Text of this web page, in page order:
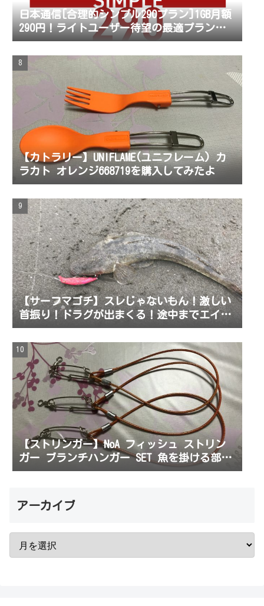
日本通信[合理的シンプル290プラン]1GB月額
290円！ライトユーザー待望の最適プラン登
場！プラン変更も可能に！eSIM提供開始！通
話定額オプション月70分通話390円！
【カトラリー】UNIFLAME(ユニフレーム) カ
ラカト オレンジ668719を購入してみたよ
【サーフマゴチ】スレじゃないもん！激しい
首振り！ドラグが出まくる！途中までエイか
と思ったら初めてルアーを食わせマゴチを釣
ったよ
【ストリンガー】NoA フィッシュ ストリン
ガー ブランチハンガー SET 魚を掛ける部分
を購入してみた。初心者でも使いやすかった
アーカイブ